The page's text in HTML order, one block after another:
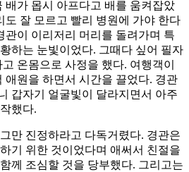
배가 몹시 아프다고 배를 움켜잡았
도 잘 모르고 빨리 병원에 가야 한다
관이 이리저리 머리를 돌려가며 특
하는 눈빛이었다. 그때다 싶어 필자
온몸으로 사정을 했다. 여행객이
애원을 하면서 시간을 끌었다. 경관
갑자기 얼굴빛이 달라지면서 아주
했다.
만 진정하라고 다독거렸다. 경관은
기 위한 것이었다며 애써서 친절을
께 조심할 것을 당부했다. 그리고는